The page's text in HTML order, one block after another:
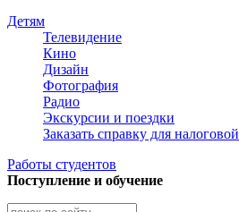
Детям
Телевидение
Кино
Дизайн
Фотография
Радио
Экскурсии и поездки
Заказать справку для налоговой
Работы студентов
Поступление и обучение